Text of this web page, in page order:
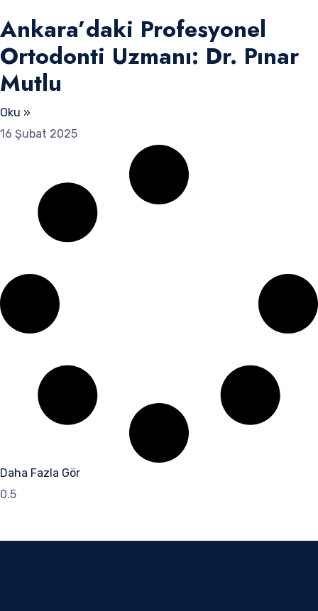
Ankara’daki Profesyonel
Ortodonti Uzmanı: Dr. Pınar
Mutlu
Oku »
16 Şubat 2025
Daha Fazla Gör